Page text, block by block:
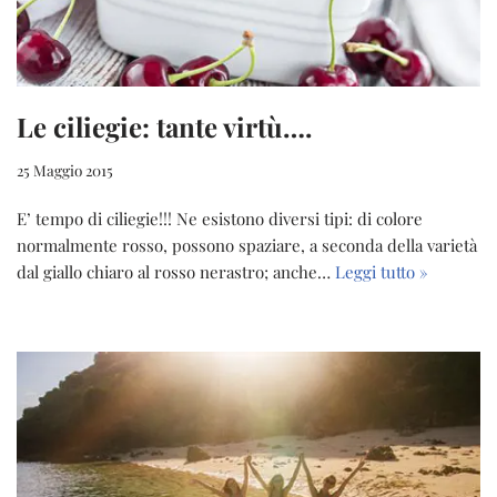
Le ciliegie: tante virtù….
25 Maggio 2015
E’ tempo di ciliegie!!! Ne esistono diversi tipi: di colore
normalmente rosso, possono spaziare, a seconda della varietà
dal giallo chiaro al rosso nerastro; anche… Leggi tutto »